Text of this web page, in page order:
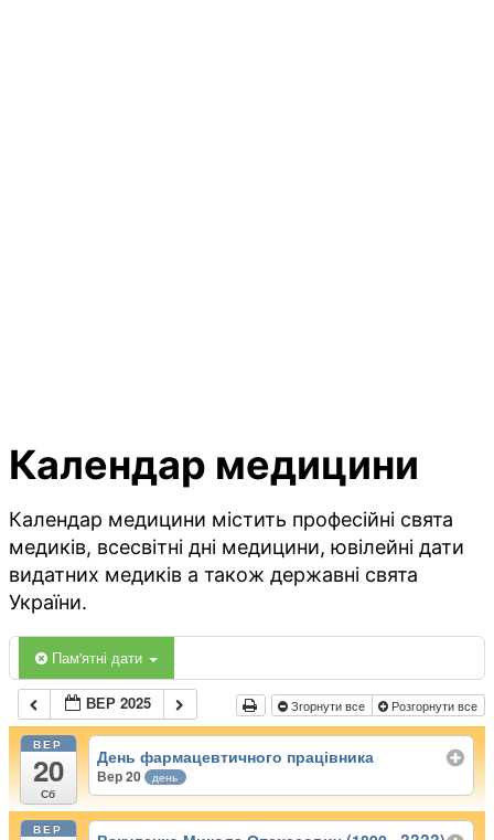
Календар медицини
Календар медицини містить професійні свята
медиків, всесвітні дні медицини, ювілейні дати
видатних медиків а також державні свята
України.
Пам'ятні дати
ВЕР 2025 Згорнути все Розгорнути все
ВЕР
20
Сб
День фармацевтичного працівника
Вер 20 день
ВЕР